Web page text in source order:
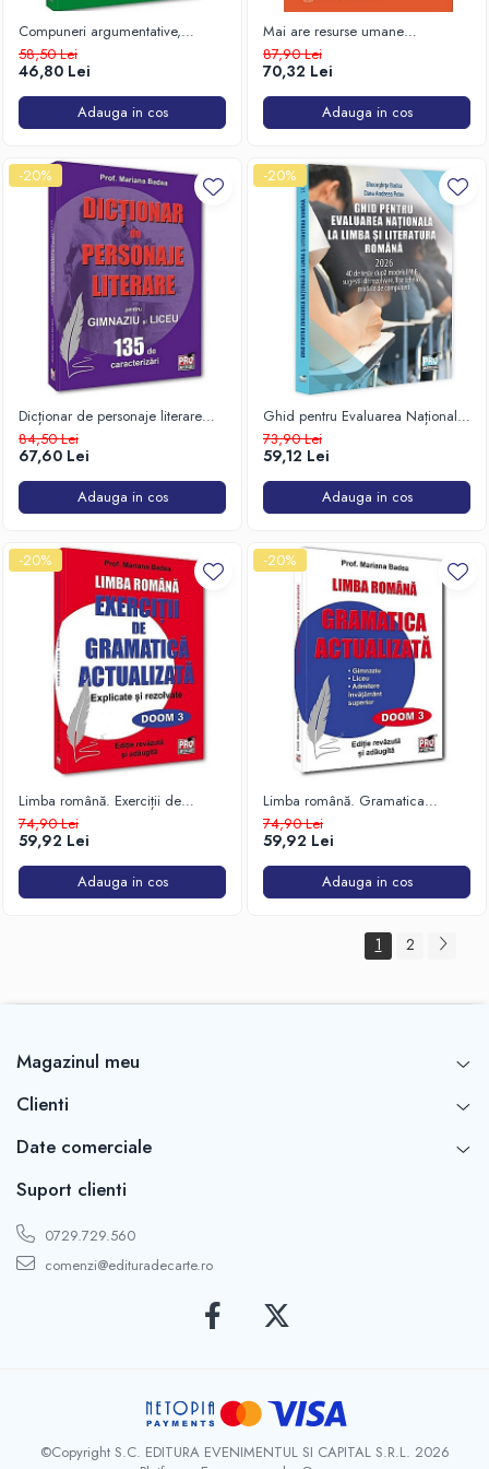
Compuneri argumentative,
clasele V-VI
58,50 Lei
46,80 Lei
Adauga in cos
Mai are resurse umane
agricultura României?
87,90 Lei
70,32 Lei
Adauga in cos
-20%
Dicționar de personaje literare
pentru gimnaziu și liceu. 135 de
caracterizări
84,50 Lei
67,60 Lei
Adauga in cos
-20%
Ghid pentru Evaluarea Națională
la Limba și literatura română. 40
de teste
73,90 Lei
59,12 Lei
Adauga in cos
-20%
Limba română. Exerciții de
gramatică actualizată. Explicate și
rezolvate
74,90 Lei
59,92 Lei
Adauga in cos
-20%
Limba română. Gramatica
actualizată. Gimnaziu, liceu,
admitere învățământ superior
74,90 Lei
59,92 Lei
Adauga in cos
1 2
Magazinul meu
Clienti
Date comerciale
Suport clienti
0729.729.560
comenzi@edituradecarte.ro
©Copyright S.C. EDITURA EVENIMENTUL SI CAPITAL S.R.L. 2026